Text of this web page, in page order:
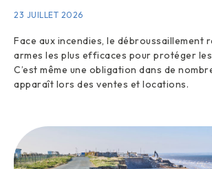
23 JUILLET 2026
Face aux incendies, le débroussaillement
armes les plus efficaces pour protéger
C’est même une obligation dans de
apparaît lors des ventes et locations.